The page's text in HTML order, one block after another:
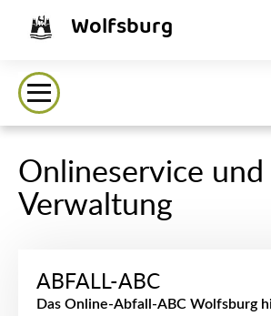
Wolfsburg
Onlineservice
Verwaltung
ABFALL-ABC
Das Online-Abfall-ABC Wolfsburg